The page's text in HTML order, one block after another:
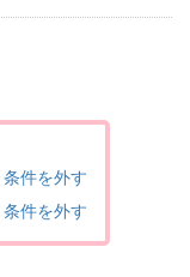
条件を外す
条件を外す